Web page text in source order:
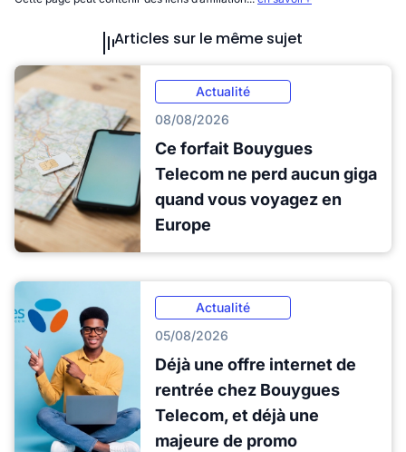
Articles sur le même sujet
Actualité
08/08/2026
Ce forfait Bouygues
Telecom ne perd aucun giga
quand vous voyagez en
Europe
Actualité
05/08/2026
Déjà une offre internet de
rentrée chez Bouygues
Telecom, et déjà une
majeure de promo